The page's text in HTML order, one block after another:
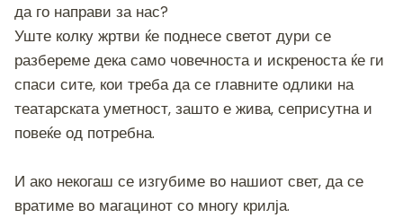
да го направи за нас?
Уште колку жртви ќе поднесе светот дури се
разбереме дека само човечноста и искреноста ќе ги
спаси сите, кои треба да се главните одлики на
театарската уметност, зашто е жива, сеприсутна и
повеќе од потребна.
И ако некогаш се изгубиме во нашиот свет, да се
вратиме во магацинот со многу крилја.